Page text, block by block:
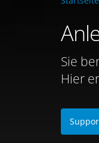
Sie
Hier